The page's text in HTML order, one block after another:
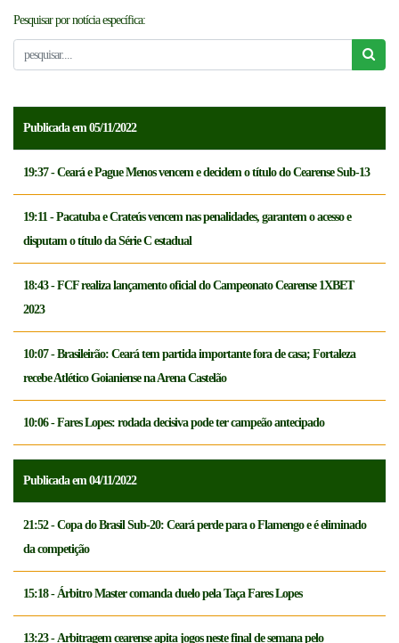
NOTICÍAS
CREDENCIAMENTO
Pesquisar por notícia específica:
Publicada em 05/11/2022
19:37 - Ceará e Pague Menos vencem e decidem o título do Cearense Sub-13
19:11 - Pacatuba e Crateús vencem nas penalidades, garantem o acesso e
disputam o título da Série C estadual
18:43 - FCF realiza lançamento oficial do Campeonato Cearense 1XBET
2023
10:07 - Brasileirão: Ceará tem partida importante fora de casa; Fortaleza
recebe Atlético Goianiense na Arena Castelão
10:06 - Fares Lopes: rodada decisiva pode ter campeão antecipado
Publicada em 04/11/2022
21:52 - Copa do Brasil Sub-20: Ceará perde para o Flamengo e é eliminado
da competição
15:18 - Árbitro Master comanda duelo pela Taça Fares Lopes
13:23 - Arbitragem cearense apita jogos neste final de semana pelo